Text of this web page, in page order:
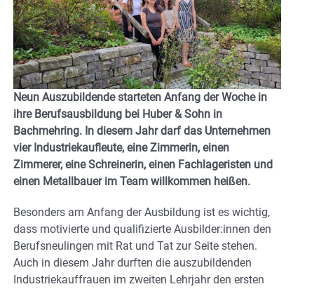
Neun Auszubildende starteten Anfang der Woche in
ihre Berufsausbildung bei Huber & Sohn in
Bachmehring. In diesem Jahr darf das Unternehmen
vier Industriekaufleute, eine Zimmerin, einen
Zimmerer, eine Schreinerin, einen Fachlageristen und
einen Metallbauer im Team willkommen heißen.
Besonders am Anfang der Ausbildung ist es wichtig,
dass motivierte und qualifizierte Ausbilder:innen den
Berufsneulingen mit Rat und Tat zur Seite stehen.
Auch in diesem Jahr durften die auszubildenden
Industriekauffrauen im zweiten Lehrjahr den ersten